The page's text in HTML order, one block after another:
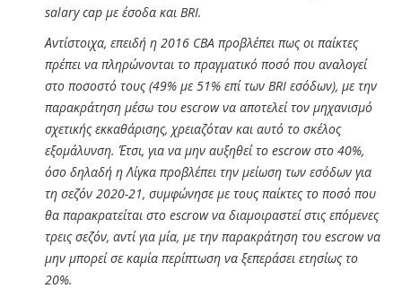
salary cap με έσοδα και BRI.
Αντίστοιχα, επειδή η 2016 CBA προβλέπει πως οι παίκτες
πρέπει να πληρώνονται το πραγματικό ποσό που αναλογεί
στο ποσοστό τους (49% με 51% επί των BRI εσόδων), με την
παρακράτηση μέσω του escrow να αποτελεί τον μηχανισμό
σχετικής εκκαθάρισης, χρειαζόταν και αυτό το σκέλος
εξομάλυνση. Έτσι, για να μην αυξηθεί το escrow στο 40%,
όσο δηλαδή η Λίγκα προβλέπει την μείωση των εσόδων για
τη σεζόν 2020-21, συμφώνησε με τους παίκτες το ποσό που
θα παρακρατείται στο escrow να διαμοιραστεί στις επόμενες
τρεις σεζόν, αντί για μία, με την παρακράτηση του escrow να
μην μπορεί σε καμία περίπτωση να ξεπεράσει ετησίως το
20%.